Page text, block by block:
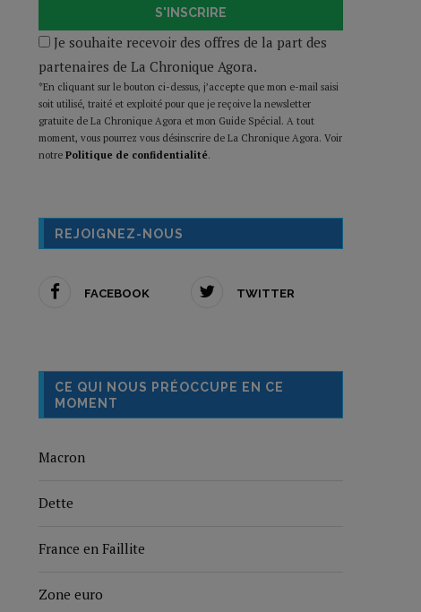
S'INSCRIRE
Je souhaite recevoir des offres de la part des
partenaires de La Chronique Agora.
*En cliquant sur le bouton ci-dessus, j’accepte que mon e-mail saisi
soit utilisé, traité et exploité pour que je reçoive la newsletter
gratuite de La Chronique Agora et mon Guide Spécial. A tout
moment, vous pourrez vous désinscrire de La Chronique Agora. Voir
notre Politique de confidentialité.
REJOIGNEZ-NOUS
FACEBOOK TWITTER
CE QUI NOUS PRÉOCCUPE EN CE
MOMENT
Macron
Dette
France en Faillite
Zone euro